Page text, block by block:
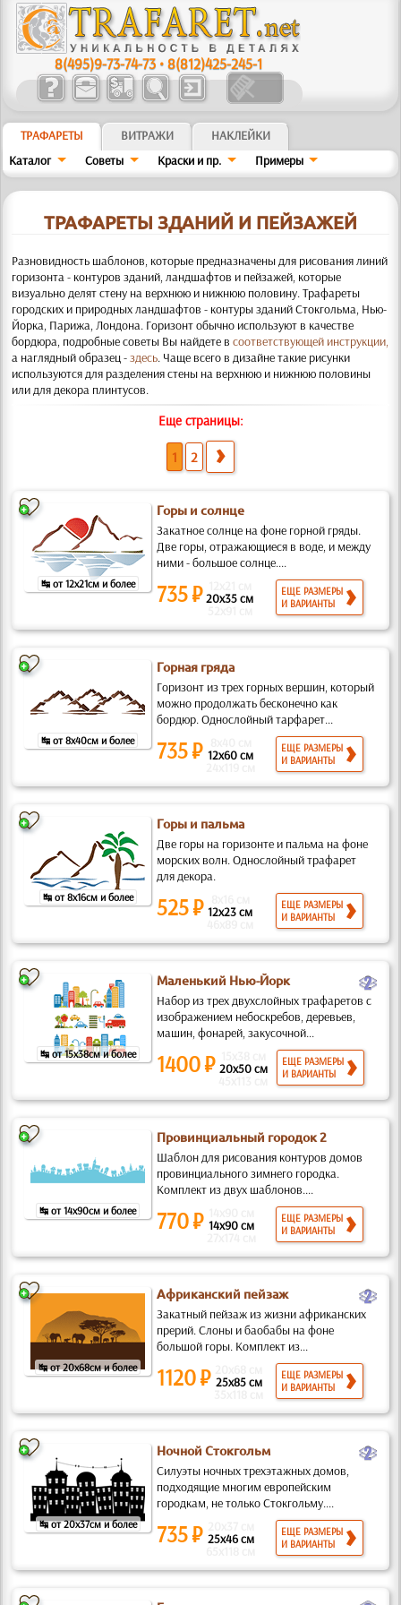
8(495)9-73-74-73 •8(812)425-245-1
ТРАФАРЕТЫ ВИТРАЖИ
НАКЛЕЙКИ
Каталог
Советы Краски и пр. Примеры
ТРАФАРЕТЫ ЗДАНИЙ И ПЕЙЗАЖЕЙ
Разновидность шаблонов, которые предназначены для рисования линий
горизонта - контуров зданий, ландшафтов и пейзажей, которые
визуально делят стену на верхнюю и нижнюю половину. Трафареты
городских и природных ландшафтов - контуры зданий Стокгольма, Нью-
Йорка, Парижа, Лондона. Горизонт обычно используют в качестве
бордюра, подробные советы Вы найдете всоответствующей инструкции,
а наглядный образец -здесь. Чаще всего в дизайне такие рисунки
используются для разделения стены на верхнюю и нижнюю половины
или для декора плинтусов.
Еще страницы:
1 2
↹ от 12x21см и более
Горы и солнце
Закатное солнце на фоне горной гряды.
Две горы, отражающиеся в воде, и между
ними - большое солнце....
735 ₽20x35 см
ЕЩЕ РАЗМЕРЫ
И ВАРИАНТЫ
↹ от 8x40см и более
Горная гряда
Горизонт из трех горных вершин, который
можно продолжать бесконечно как
бордюр. Однослойный тарфарет...
735 ₽ 12x60 см
ЕЩЕ РАЗМЕРЫ
И ВАРИАНТЫ
↹ от 8x16см и более
Горы и пальма
Две горы на горизонте и пальма на фоне
морских волн. Однослойный трафарет
для декора.
525 ₽ 12x23 см
ЕЩЕ РАЗМЕРЫ
И ВАРИАНТЫ
↹ от 15x38см и более
Маленький Нью-Йорк b
Набор из трех двухслойных трафаретов с
изображением небоскребов, деревьев,
машин, фонарей, закусочной...
1400 ₽ 20x50 см
ЕЩЕ РАЗМЕРЫ
И ВАРИАНТЫ
↹ от 14x90см и более
Провинциальный городок 2
Шаблон для рисования контуров домов
провинциального зимнего городка.
Комплект из двух шаблонов....
770 ₽ 14x90 см
ЕЩЕ РАЗМЕРЫ
И ВАРИАНТЫ
↹ от 20x68см и более
Африканский пейзаж b
Закатный пейзаж из жизни африканских
прерий. Слоны и баобабы на фоне
большой горы. Комплект из...
1120 ₽ 25x85 см
ЕЩЕ РАЗМЕРЫ
И ВАРИАНТЫ
↹ от 20x37см и более
Ночной Стокгольм b
Силуэты ночных трехэтажных домов,
подходящие многим европейским
городкам, не только Стокгольму....
735 ₽ 25x46 см
ЕЩЕ РАЗМЕРЫ
И ВАРИАНТЫ